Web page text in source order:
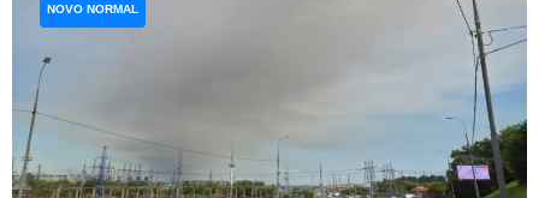
NOVO NORMAL